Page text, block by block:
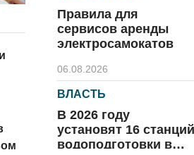
Правила для
сервисов аренды
электросамокатов
06.08.2026
ВЛАСТЬ
В 2026 году
установят 16 станций
водоподготовки в